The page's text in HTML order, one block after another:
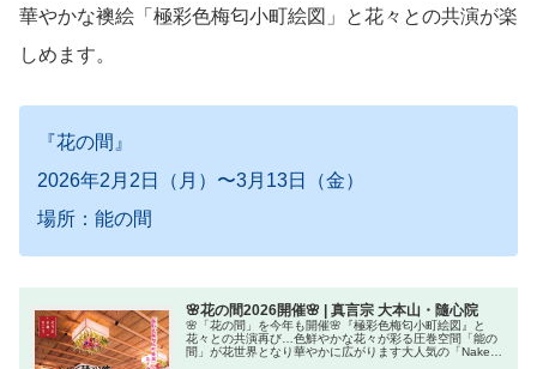
華やかな襖絵「極彩色梅匂小町絵図」と花々との共演が楽
しめます。
『花の間』
2026年2月2日（月）〜3月13日（金）
場所：能の間
🌸花の間2026開催🌸 | 真言宗 大本山・隨心院
🌸「花の間」を今年も開催🌸『極彩色梅匂小町絵図』と
花々との共演再び…色鮮やかな花々が彩る圧巻空間「能の
間」が花世界となり華やかに広がります大人気の「Naked